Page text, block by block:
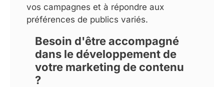
vos campagnes et à répondre aux
préférences de publics variés.
Besoin d'être accompagné
dans le développement de
votre marketing de contenu
?